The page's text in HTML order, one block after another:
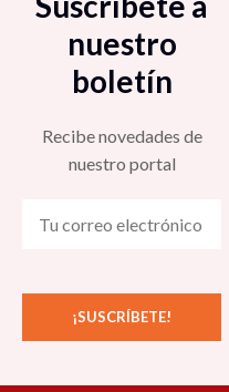
nuestro
boletín
Recibe novedades de
nuestro portal